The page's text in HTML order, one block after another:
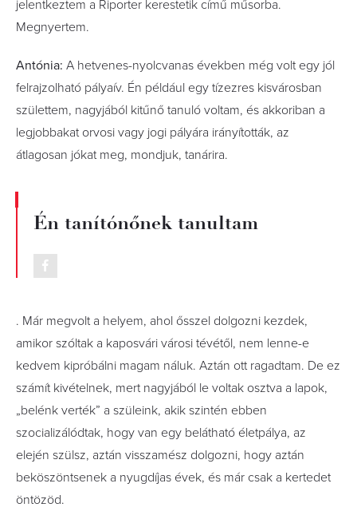
jelentkeztem a Riporter kerestetik című műsorba.
Megnyertem.
Antónia: A hetvenes-nyolcvanas években még volt egy jól
felrajzolható pályaív. Én például egy tízezres kisvárosban
születtem, nagyjából kitűnő tanuló voltam, és akkoriban a
legjobbakat orvosi vagy jogi pályára irányították, az
átlagosan jókat meg, mondjuk, tanárira.
Én tanítónőnek tanultam
. Már megvolt a helyem, ahol ősszel dolgozni kezdek,
amikor szóltak a kaposvári városi tévétől, nem lenne-e
kedvem kipróbálni magam náluk. Aztán ott ragadtam. De ez
számít kivételnek, mert nagyjából le voltak osztva a lapok,
„belénk verték” a szüleink, akik szintén ebben
szocializálódtak, hogy van egy belátható életpálya, az
elején szülsz, aztán visszamész dolgozni, hogy aztán
beköszöntsenek a nyugdíjas évek, és már csak a kertedet
öntözöd.